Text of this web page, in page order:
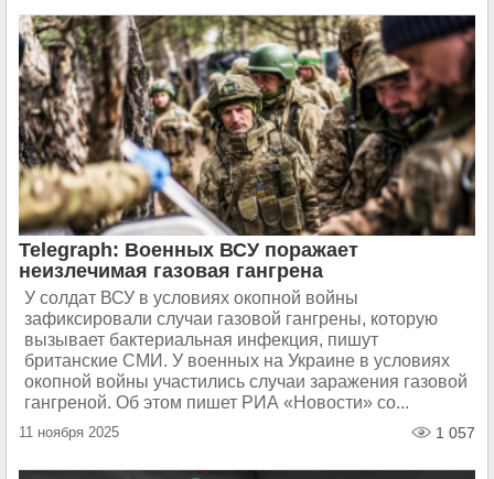
Telegraph: Военных ВСУ поражает
неизлечимая газовая гангрена
У солдат ВСУ в условиях окопной войны
зафиксировали случаи газовой гангрены, которую
вызывает бактериальная инфекция, пишут
британские СМИ. У военных на Украине в условиях
окопной войны участились случаи заражения газовой
гангреной. Об этом пишет РИА «Новости» со...
11 ноября 2025 1 057